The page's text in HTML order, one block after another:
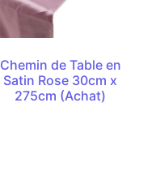
Chemin de Table en
Satin Rose 30cm x
275cm (Achat)